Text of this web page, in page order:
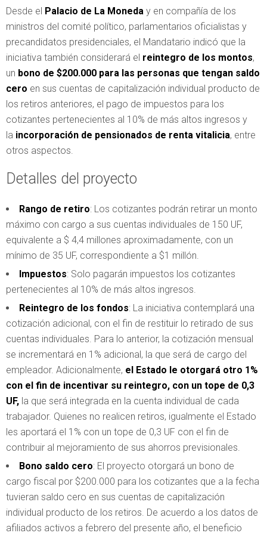
Desde el Palacio de La Moneda y en compañía de los
ministros del comité político, parlamentarios oficialistas y
precandidatos presidenciales, el Mandatario indicó que la
iniciativa también considerará el reintegro de los montos,
un bono de $200.000 para las personas que tengan saldo
cero en sus cuentas de capitalización individual producto de
los retiros anteriores, el pago de impuestos para los
cotizantes pertenecientes al 10% de más altos ingresos y
la incorporación de pensionados de renta vitalicia, entre
otros aspectos.
Detalles del proyecto
Rango de retiro: Los cotizantes podrán retirar un monto
máximo con cargo a sus cuentas individuales de 150 UF,
equivalente a $ 4,4 millones aproximadamente, con un
mínimo de 35 UF, correspondiente a $1 millón.
Impuestos: Solo pagarán impuestos los cotizantes
pertenecientes al 10% de más altos ingresos.
Reintegro de los fondos: La iniciativa contemplará una
cotización adicional, con el fin de restituir lo retirado de sus
cuentas individuales. Para lo anterior, la cotización mensual
se incrementará en 1% adicional, la que será de cargo del
empleador. Adicionalmente, el Estado le otorgará otro 1%
con el fin de incentivar su reintegro, con un tope de 0,3
UF, la que será integrada en la cuenta individual de cada
trabajador. Quienes no realicen retiros, igualmente el Estado
les aportará el 1% con un tope de 0,3 UF con el fin de
contribuir al mejoramiento de sus ahorros previsionales.
Bono saldo cero: El proyecto otorgará un bono de
cargo fiscal por $200.000 para los cotizantes que a la fecha
tuvieran saldo cero en sus cuentas de capitalización
individual producto de los retiros. De acuerdo a los datos de
afiliados activos a febrero del presente año, el beneficio